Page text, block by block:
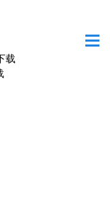
市土地利用数据下载